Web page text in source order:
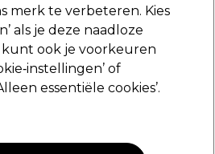
crème 50g
merk te verbeteren. Kies
als je deze naadloze
kunt ook je voorkeuren
of
essentiële cookies’.